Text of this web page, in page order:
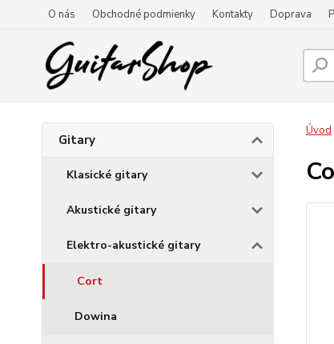
O nás Obchodné podmienky Kontakty Doprava
Gitary
Klasické gitary
Akustické gitary
Elektro-akustické gitary
Cort
Dowina
Úvod